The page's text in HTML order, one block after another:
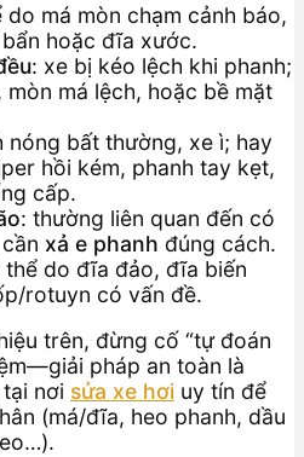
do má mòn chạm cảnh báo,
hoặc đĩa xước.
: xe bị kéo lệch khi phanh;
má lệch, hoặc bề mặt
nóng bất thường, xe ì; hay
hồi kém, phanh tay kẹt,
cấp.
: thường liên quan đến có
xả e phanh đúng cách.
thể do đĩa đảo, đĩa biến
rotuyn có vấn đề.
trên, đừng cố “tự đoán
pháp an toàn là
nơi sửa xe hơi uy tín để
(má/đĩa, heo phanh, dầu